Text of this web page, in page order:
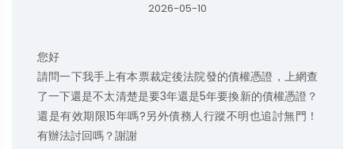
2026-05-10
您好
請問一下我手上有本票裁定後法院發的債權憑證，上網查
了一下還是不太清楚是要3年還是5年要換新的債權憑證？
還是有效期限15年嗎?另外債務人行蹤不明也追討無門！
有辦法討回嗎？謝謝